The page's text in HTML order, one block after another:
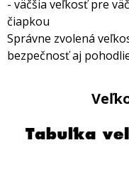
- väčšia veľkosť pre
čiapkou
Správne zvolená
bezpečnosť aj